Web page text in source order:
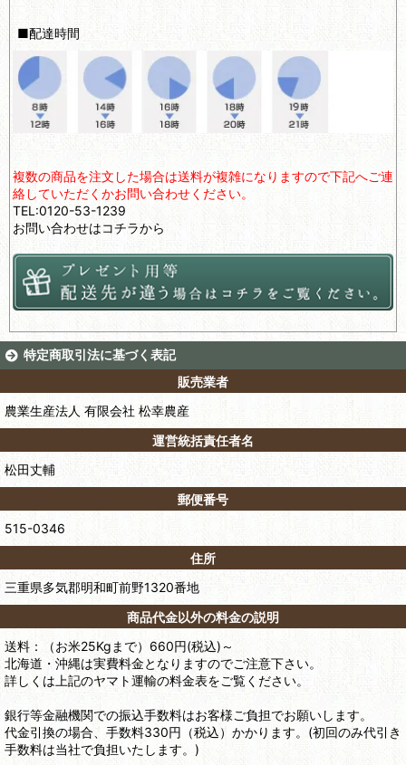
■配達時間
複数の商品を注文した場合は送料が複雑になりますので下記へご連
絡していただくかお問い合わせください。
TEL:0120-53-1239
お問い合わせはコチラから
特定商取引法に基づく表記
販売業者
農業生産法人 有限会社 松幸農産
運営統括責任者名
松田丈輔
郵便番号
515-0346
住所
三重県多気郡明和町前野1320番地
商品代金以外の料金の説明
送料：（お米25Kgまで）660円(税込)～
北海道・沖縄は実費料金となりますのでご注意下さい。
詳しくは上記のヤマト運輸の料金表をご覧ください。
銀行等金融機関での振込手数料はお客様ご負担でお願いします。
代金引換の場合、手数料330円（税込）かかります。(初回のみ代引き
手数料は当社で負担いたします。)